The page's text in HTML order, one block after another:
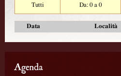
Tutti
Da: 0 a 0
Data Località